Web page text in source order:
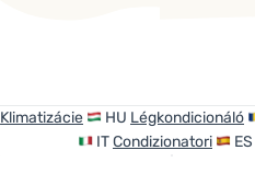
Klimatizácie HU Légkondicionáló
ITCondizionatori ES